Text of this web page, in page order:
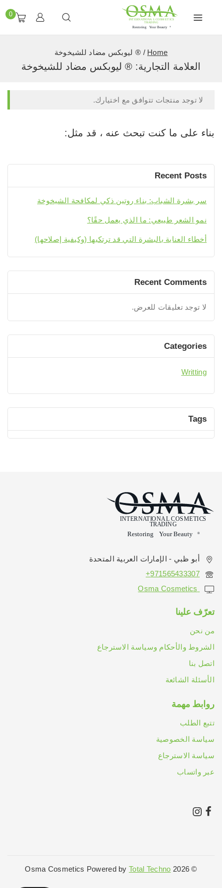
0
Home
/ ® لیوبكس مضاد للشیخوخة
العلامة التجارية: ® لیوبكس مضاد للشیخوخة
لا توجد منتجات تتوافق مع اختيارك.
بناء على ما كنت تبحث عنه ، قد مثل:
Recent Posts
سر بشرة الشباب: بناء روتين ذكي لمكافحة الشيخوخة
نمو الشعر طبيعي: ما الذي يعمل حقًا؟
أخطاء العناية بالبشرة التي قد ترتكبها (وكيفية إصلاحها)
Recent Comments
لا توجد تعليقات للعرض.
Categories
Writting
Tags
أبو ظبي - الإمارات العربية المتحدة
971565433307+
تعرّف علينا
من نحن
الشروط والأحكام وسياسة الاسترجاع
اتصل بنا
الأسئلة الشائعة
روابط مهمة
تتبع الطلب
سياسة الخصوصية
سياسة الاسترجاع
عبر واتساب
© 2026 Osma Cosmetics Powered by
Total Techno